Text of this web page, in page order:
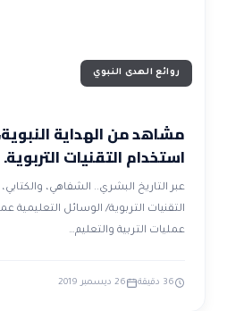
روائع الهدى النبوي
مشاهد من الهداية
استخدام التقنيات التربوية.
عبر التاريخ البشري.. الشفاهي،
التقنيات التربوية/ الوسائل التعليمية
عمليات التربية والتعليم…
36 دقيقة 26 ديسمبر 2019